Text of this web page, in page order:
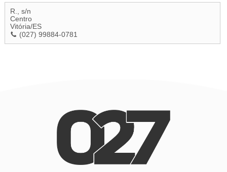
R., s/n
Centro
Vitória/ES
(027) 99884-0781